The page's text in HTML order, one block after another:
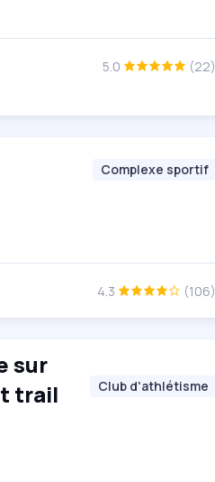
5.0 (22)
Complexe sportif
4.3 (106)
sur
trail
Club d'athlétisme